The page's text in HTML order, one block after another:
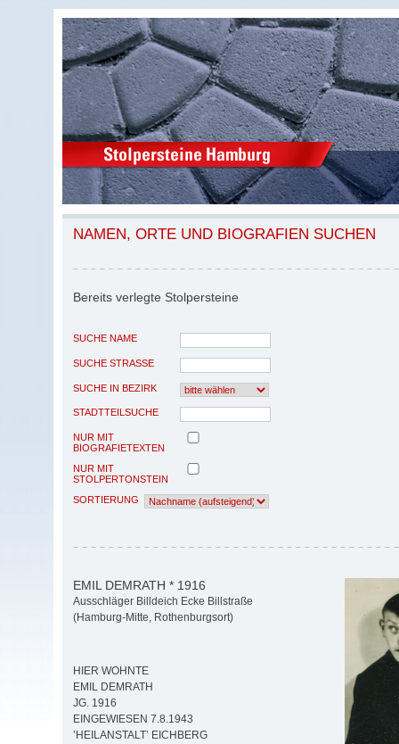
NAMEN, ORTE UND BIOGRAFIEN SUCHEN
Bereits verlegte Stolpersteine
SUCHE NAME
SUCHE STRASSE
SUCHE IN BEZIRK
STADTTEILSUCHE
NUR MIT
BIOGRAFIETEXTEN
NUR MIT
STOLPERTONSTEIN
SORTIERUNG
EMIL DEMRATH * 1916
Ausschläger Billdeich Ecke Billstraße
(Hamburg-Mitte, Rothenburgsort)
HIER WOHNTE
EMIL DEMRATH
JG. 1916
EINGEWIESEN 7.8.1943
’HEILANSTALT’ EICHBERG